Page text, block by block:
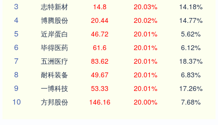
3 志特新材 14.8 20.03% 14.18%
4 博腾股份 20.44 20.02% 14.77%
5 近岸蛋白 46.72 20.01% 5.62%
6 毕得医药 61.6 20.01% 6.12%
7 五洲医疗 83.62 20.01% 18.37%
8 耐科装备 49.67 20.01% 6.83%
9 一博科技 53.33 20.01% 17.26%
10 方邦股份 146.16 20.00% 7.68%